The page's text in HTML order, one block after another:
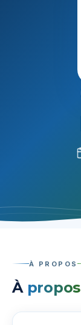
À PROPOS
À propos